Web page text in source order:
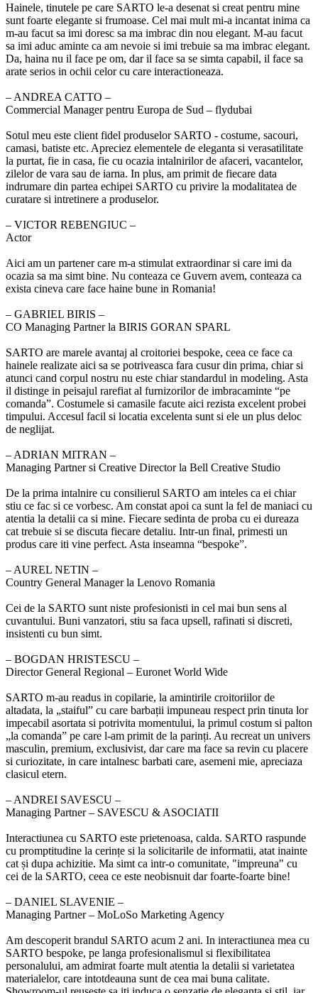
Hainele, tinutele pe care SARTO le-a desenat si creat pentru mine
sunt foarte elegante si frumoase. Cel mai mult mi-a incantat inima ca
m-au facut sa imi doresc sa ma imbrac din nou elegant. M-au facut
sa imi aduc aminte ca am nevoie si imi trebuie sa ma imbrac elegant.
Da, haina nu il face pe om, dar il face sa se simta capabil, il face sa
arate serios in ochii celor cu care interactioneaza.
‒ ANDREA CATTO –
Commercial Manager pentru Europa de Sud – flydubai
Sotul meu este client fidel produselor SARTO - costume, sacouri,
camasi, batiste etc. Apreciez elementele de eleganta si verasatilitate
la purtat, fie in casa, fie cu ocazia intalnirilor de afaceri, vacantelor,
zilelor de vara sau de iarna. In plus, am primit de fiecare data
indrumare din partea echipei SARTO cu privire la modalitatea de
curatare si intretinere a produselor.
‒ VICTOR REBENGIUC –
Actor
Aici am un partener care m-a stimulat extraordinar si care imi da
ocazia sa ma simt bine. Nu conteaza ce Guvern avem, conteaza ca
exista cineva care face haine bune in Romania!
‒ GABRIEL BIRIS –
CO Managing Partner la BIRIS GORAN SPARL
SARTO are marele avantaj al croitoriei bespoke, ceea ce face ca
hainele realizate aici sa se potriveasca fara cusur din prima, chiar si
atunci cand corpul nostru nu este chiar standardul in modeling. Asta
il distinge in peisajul rarefiat al furnizorilor de imbracaminte “pe
comanda”. Costumele si camasile facute aici rezista excelent probei
timpului. Accesul facil si locatia excelenta sunt si ele un plus deloc
de neglijat.
‒ ADRIAN MITRAN –
Managing Partner si Creative Director la Bell Creative Studio
De la prima intalnire cu consilierul SARTO am inteles ca ei chiar
stiu ce fac si ce vorbesc. Am constat apoi ca sunt la fel de maniaci cu
atentia la detalii ca si mine. Fiecare sedinta de proba cu ei dureaza
cat trebuie si se discuta fiecare detaliu. Intr-un final, primesti un
produs care iti vine perfect. Asta inseamna “bespoke”.
‒ AUREL NETIN –
Country General Manager la Lenovo Romania
Cei de la SARTO sunt niste profesionisti in cel mai bun sens al
cuvantului. Buni vanzatori, stiu sa faca upsell, rafinati si discreti,
insistenti cu bun simt.
‒ BOGDAN HRISTESCU –
Director General Regional – Euronet World Wide
SARTO m-au readus in copilarie, la amintirile croitoriilor de
altadata, la „staiful” cu care barbații impuneau respect prin tinuta lor
impecabil asortata si potrivita momentului, la primul costum si palton
„la comanda” pe care l-am primit de la parinți. Au recreat un univers
masculin, premium, exclusivist, dar care ma face sa revin cu placere
si curiozitate, in care intalnesc barbati care, asemeni mie, apreciaza
clasicul etern.
‒ ANDREI SAVESCU –
Managing Partner – SAVESCU & ASOCIATII
Interactiunea cu SARTO este prietenoasa, calda. SARTO raspunde
cu promptitudine la cerințe si la solicitarile de informatii, atat inainte
cat și dupa achizitie. Ma simt ca intr-o comunitate, "impreuna" cu
cei de la SARTO, ceea ce este neobisnuit dar foarte-foarte bine!
‒ DANIEL SLAVENIE –
Managing Partner – MoLoSo Marketing Agency
Am descoperit brandul SARTO acum 2 ani. In interactiunea mea cu
SARTO bespoke, pe langa profesionalismul si flexibilitatea
personalului, am admirat foarte mult atentia la detalii si varietatea
materialelor, care intotdeauna sunt de cea mai buna calitate.